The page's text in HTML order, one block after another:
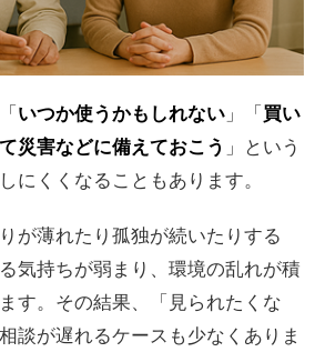
いつか使うかもしれない 」「 買い
災害などに備えておこう 」という
にくくなることもあります。
が薄れたり孤独が続いたりする
気持ちが弱まり、環境の乱れが積
す。その結果、「見られたくな
談が遅れるケースも少なくありま